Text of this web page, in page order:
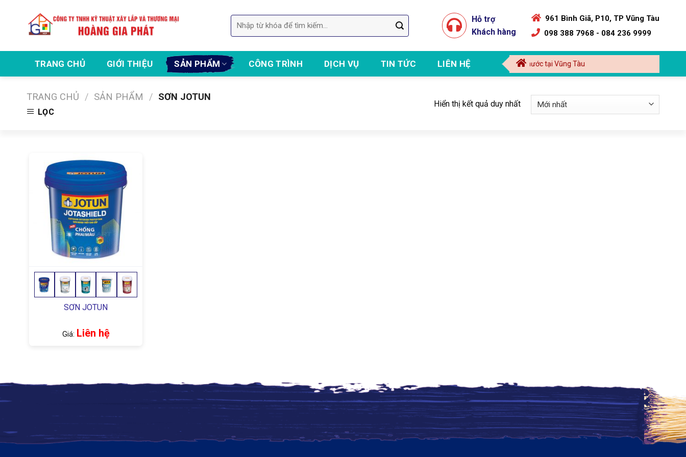
Tìm
kiếm:
Hỗ trợ
Khách hàng
961 Bình Giã, P10, TP Vũng Tàu
098 388 7968 - 084 236 9999
TRANG CHỦ GIỚI THIỆU SẢN PHẨM CÔNG TRÌNH DỊCH VỤ TIN TỨC LIÊN HỆ
Chuyên thi công sữa chữa nhà Vũng Tàu | Thi công sơn nước, sơn chống thấm nhà | Dịch vụ điện nước tại Vũng Tàu
TRANG CHỦ / SẢN PHẨM / SƠN JOTUN
LỌC
Hiển thị kết quả duy nhất
SƠN JOTUN
Giá: Liên hệ